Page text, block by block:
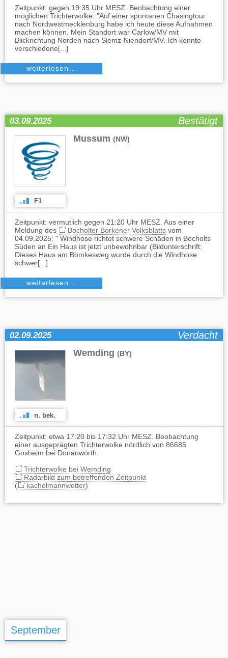
Zeitpunkt: gegen 19:35 Uhr MESZ. Beobachtung einer
möglichen Trichterwolke: "Auf einer spontanen Chasingtour
nach Nordwestmecklenburg habe ich heute diese Aufnahmen
machen können. Mein Standort war Carlow/MV mit
Blickrichtung Norden nach Siemz-Niendorf/MV. Ich konnte
verschiedene[...]
weiterlesen…
03.09.2025 Bestätigt
Mussum (NW)
F1
Zeitpunkt: vermutlich gegen 21:20 Uhr MESZ. Aus einer
Meldung des
Bocholter Borkener Volksblattsvom
04.09.2025: " Windhose richtet schwere Schäden in Bocholts
Süden an Ein Haus ist jetzt unbewohnbar (Bildunterschrift:
Dieses Haus am Bömkesweg wurde durch die Windhose
schwer[...]
weiterlesen…
02.09.2025 Verdacht
Wemding (BY)
n. bek.
Zeitpunkt: etwa 17:20 bis 17:32 Uhr MESZ. Beobachtung
einer ausgeprägten Trichterwolke nördlich von 86685
Gosheim bei Donauwörth.
Trichterwolke bei Wemding
Radarbild zum betreffenden Zeitpunkt
(
kachelmannwetter)
September